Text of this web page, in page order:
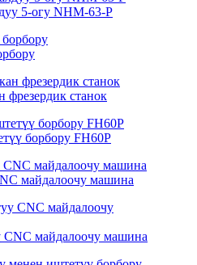
5-огу NHM-63-P
станок
борбору FH60P
майдалоочу машина
майдалоочу машина